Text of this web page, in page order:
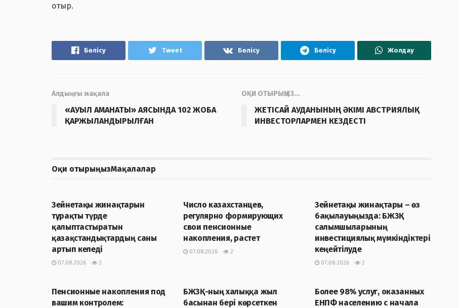
отыр.
Бөлісу Tweet Бөлісу Бөлісу Жолдау
Алдыңғы мақала
«АУЫЛ АМАНАТЫ» АЯСЫНДА 102 ЖОБА
ҚАРЖЫЛАНДЫРЫЛҒАН
ОҚИ ОТЫРЫҢЫЗ...
ЖЕТІСАЙ АУДАНЫНЫҢ ӘКІМІ АВСТРИЯЛЫҚ
ИНВЕСТОРЛАРМЕН КЕЗДЕСТІ
Оқи отырыңызМақалалар
Зейнетақы жинақтарын
тұрақты түрде
қалыптастыратын
қазақстандықтардың саны
артып келеді
07.08.2026 2
Число казахстанцев,
регулярно формирующих
свои пенсионные
накопления, растет
07.08.2026 2
Зейнетақы жинақтары – өз
бақылауыңызда: БЖЗҚ
салымшыларының
инвестициялық мүмкіндіктері
кеңейтілуде
07.08.2026 2
Пенсионные накопления под
вашим контролем:
БЖЗҚ-ның халыққа жыл
басынан бері көрсеткен
Более 98% услуг, оказанных
ЕНПФ населению с начала